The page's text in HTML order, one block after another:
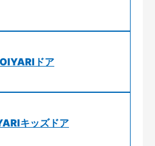
ドア
キッズドア